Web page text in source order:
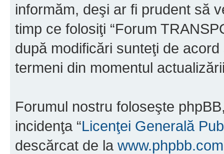
informăm, deşi ar fi prudent să
timp ce folosiţi “Forum
după modificări sunteţi de
termeni din momentul
Forumul nostru foloseşte
incidenţa “Licenţei Generală
descărcat de la www.phpbb.com